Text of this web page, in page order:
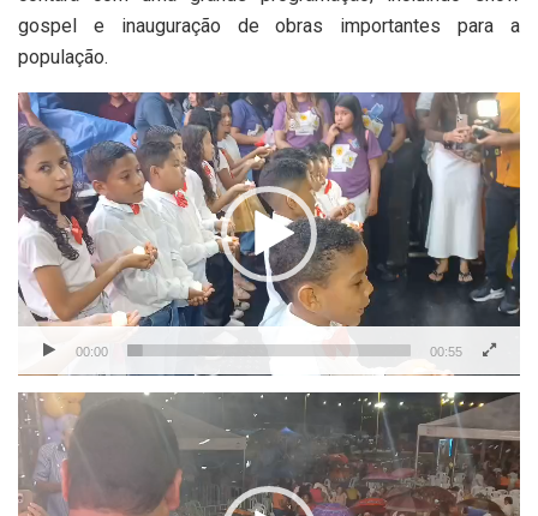
gospel e inauguração de obras importantes para a
população.
Tocador
de
vídeo
00:00 00:55
Tocador
de
vídeo